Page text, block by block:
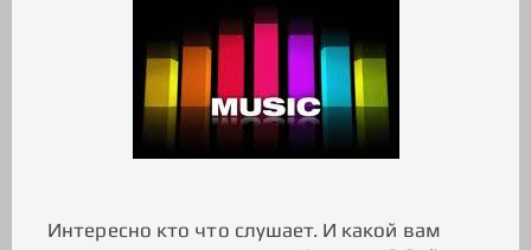
Интересно кто что слушает. И какой вам